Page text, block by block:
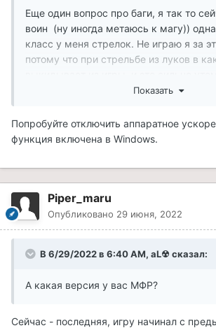
Еще один вопрос про баги, я так то
воин (ну иногда метаюсь к магу))
класс у меня стрелок. Не играю я за
потому что при стрельбе из луков в
Происходит это в процессе
выстрелов сделать и всё хорошо, а
Я предполагаю ошибку где то в звуке
нечего выудить почему выкидывает не
Возможно такая проблема уже была
возможно есть решение. был бы
п.с. модов на луки\стрельбу не стоит,
сборку делал, но вроде хватало того
Показать
Попробуйте отключить аппаратное
функция включена в Windows.
Piper_maru
Опубликовано 29 июня, 2022
В 6/29/2022 в 6:40 AM, aL☢ сказал:
А какая версия у вас МФР?
Сейчас - последняя, игру начинал с